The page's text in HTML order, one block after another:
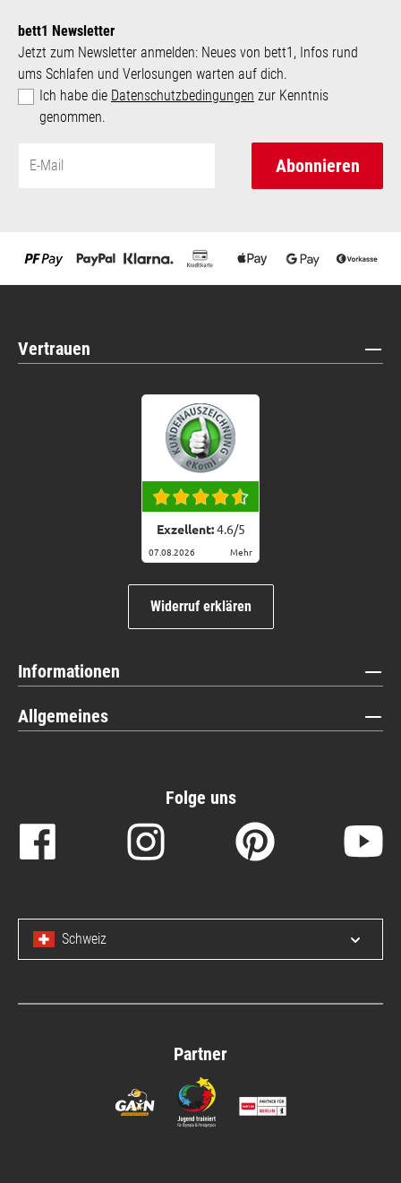
bett1 Newsletter
Jetzt zum Newsletter anmelden: Neues von bett1, Infos rund
ums Schlafen und Verlosungen warten auf dich.
Ich habe die Datenschutzbedingungen zur Kenntnis
genommen.
Abonnieren
Vertrauen
Exzellent:4.6/5
07.08.2026 Mehr
Widerruf erklären
Informationen
Allgemeines
Folge uns
Schweiz
Partner